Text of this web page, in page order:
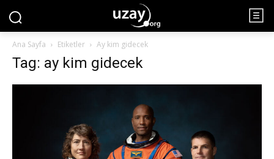
Ana Sayfa Etiketler Ay kim gidecek
Tag: ay kim gidecek